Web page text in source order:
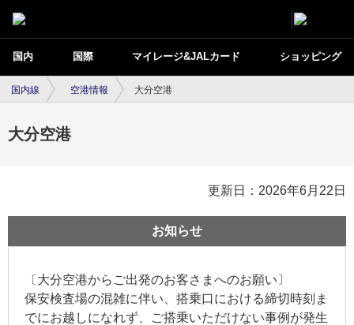
国内 国際 マイレージ&JALカード ショッピング
国内線 空港情報 大分空港
大分空港
更新日：2026年6月22日
お知らせ
〔大分空港からご出発のお客さまへのお願い〕
保安検査場の混雑に伴い、搭乗口における締切時刻ま
でにお越しになれず、ご搭乗いただけない事例が発生